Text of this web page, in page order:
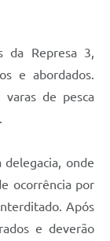
da Represa 3,
e abordados.
de pesca
onde
ocorrência por
Após
e deverão